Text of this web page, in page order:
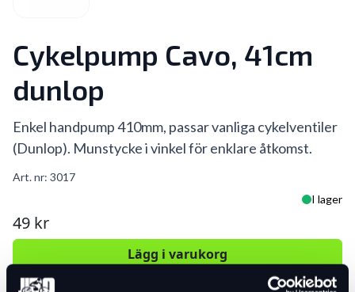
Cykelpump Cavo, 41cm
dunlop
Enkel handpump 410mm, passar vanliga cykelventiler
(Dunlop). Munstycke i vinkel för enklare åtkomst.
Art. nr: 3017
I lager
49 kr
Lägg i varukorg